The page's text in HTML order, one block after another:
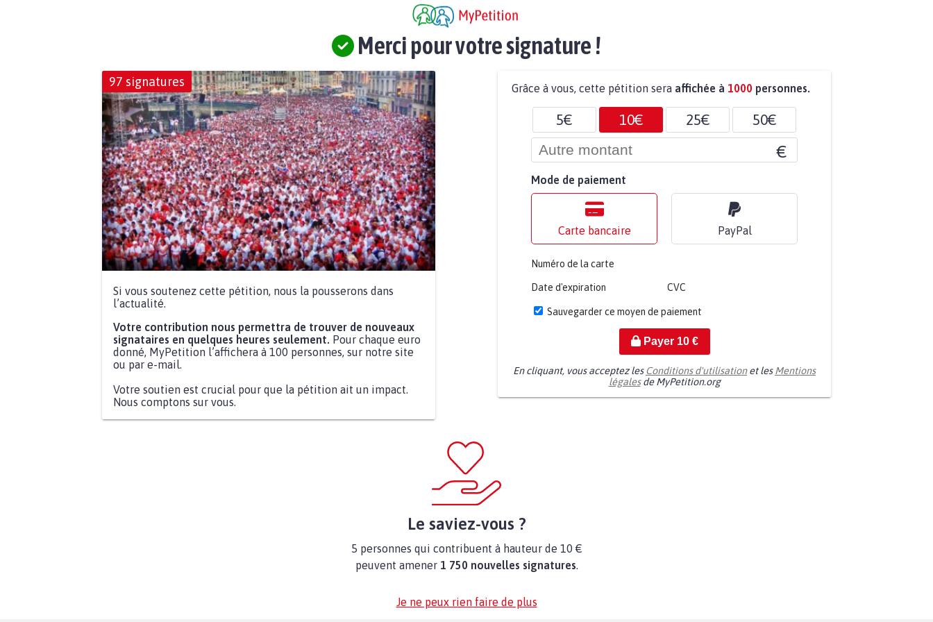
Merci pour votre signature !
97 signatures
Si vous soutenez cette pétition, nous la pousserons dans
l’actualité.
Votre contribution nous permettra de trouver de nouveaux
signataires en quelques heures seulement. Pour chaque euro
donné, MyPetition l’affichera à 100 personnes, sur notre site
ou par e-mail.
Votre soutien est crucial pour que la pétition ait un impact.
Nous comptons sur vous.
Grâce à vous, cette pétition sera affichée à 1000 personnes.
5€ 10€ 25€ 50€
€
Mode de paiement
Carte bancaire PayPal
Numéro de la carte
Date d'expiration CVC
Sauvegarder ce moyen de paiement
Payer 10€
En cliquant, vous acceptez les Conditions d'utilisationet lesMentions
légalesde MyPetition.org
Le saviez-vous ?
5 personnes qui contribuent à hauteur de 10 €
peuvent amener 1 750 nouvelles signatures.
Je ne peux rien faire de plus